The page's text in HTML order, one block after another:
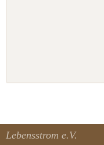
Lebensstrom e.V.